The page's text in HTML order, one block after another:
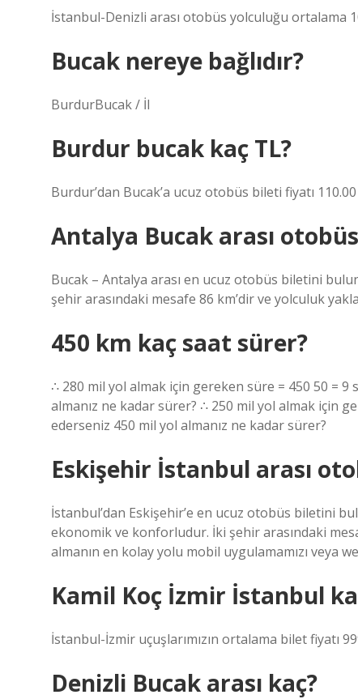
İstanbul-Denizli arası otobüs yolculuğu ortalama
Bucak nereye bağlıdır?
BurdurBucak / İl
Burdur bucak kaç TL?
Burdur’dan Bucak’a ucuz otobüs bileti fiyatı 110.00
Antalya Bucak arası
Bucak – Antalya arası en ucuz otobüs biletini
şehir arasındaki mesafe 86 km’dir ve yolculuk
450 km kaç saat sürer?
∴ 280 mil yol almak için gereken süre = 450 50 = 9
almanız ne kadar sürer? ∴ 250 mil yol almak için
ederseniz 450 mil yol almanız ne kadar sürer?
Eskişehir İstanbul arası
İstanbul’dan Eskişehir’e en ucuz otobüs biletini
ekonomik ve konforludur. İki şehir arasındaki
almanın en kolay yolu mobil uygulamamızı veya
Kamil Koç İzmir İstanbul
İstanbul-İzmir uçuşlarımızın ortalama bilet fiyatı
Denizli Bucak arası kaç?